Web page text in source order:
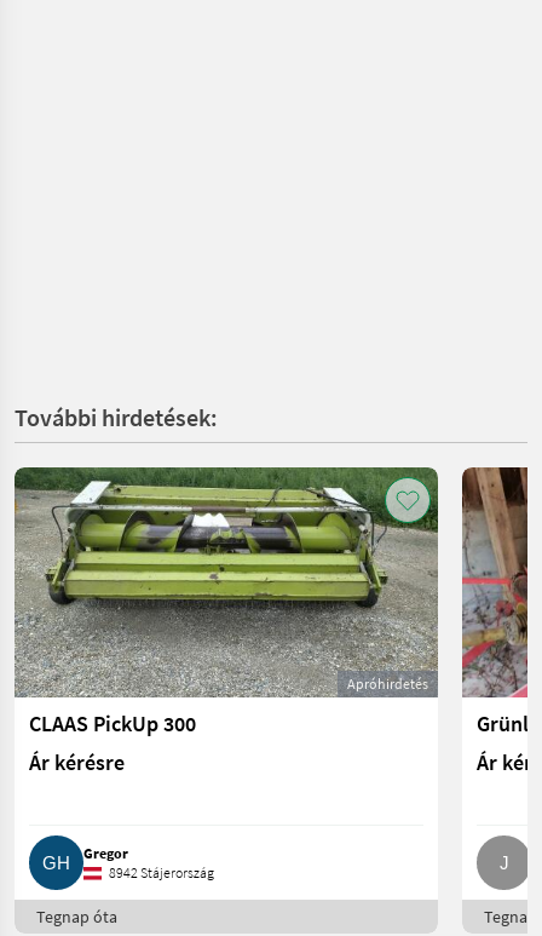
További hirdetések:
Apróhirdetés
CLAAS PickUp 300
Ár kérésre
Gregor
8942 Stájerország
Tegnap óta
Ár
Tegnap